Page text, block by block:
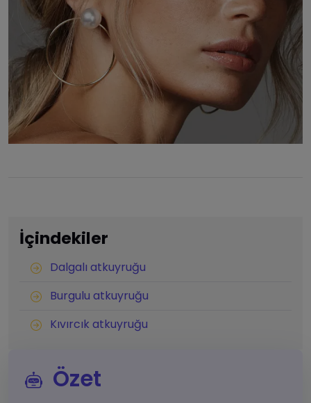
İçindekiler
Dalgalı atkuyruğu
Burgulu atkuyruğu
Kıvırcık atkuyruğu
Özet